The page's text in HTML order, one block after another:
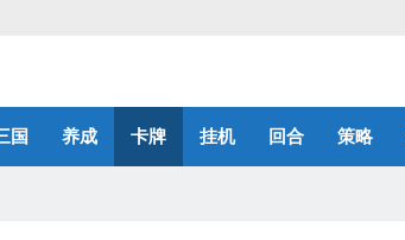
国 养成 卡牌 挂机 回合 策略